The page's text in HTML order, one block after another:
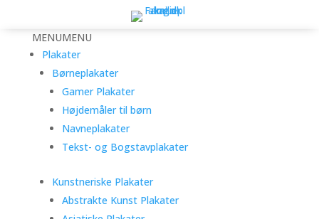
MENUMENU
Plakater
Børneplakater
Gamer Plakater
Højdemåler til børn
Navneplakater
Tekst- og Bogstavplakater
Kunstneriske Plakater
Abstrakte Kunst Plakater